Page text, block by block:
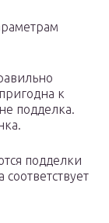
к
подделка.
подделки